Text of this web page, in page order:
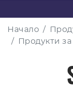
Начало
Продукти